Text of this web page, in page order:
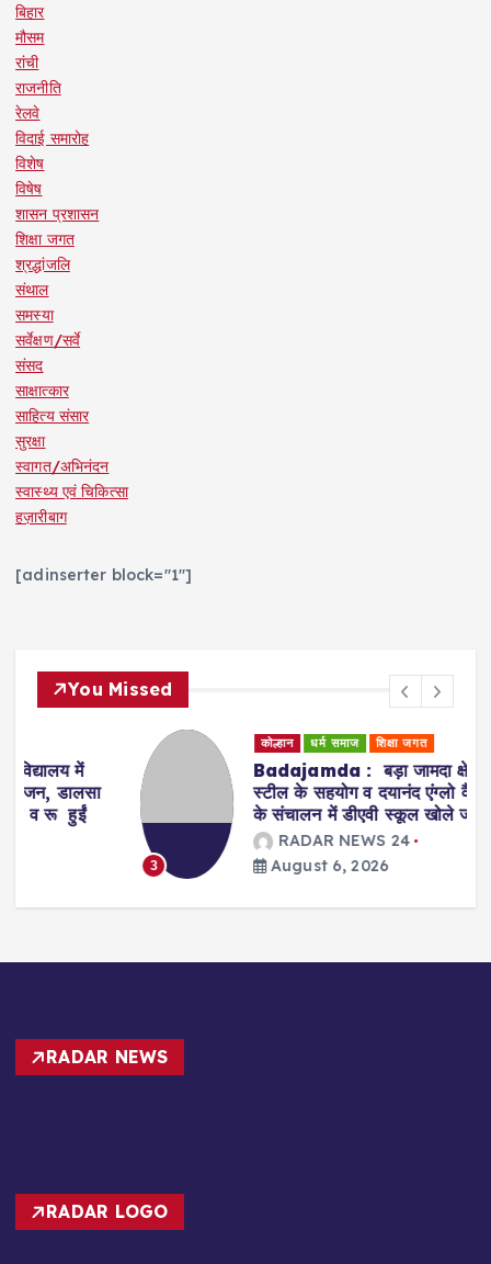
बिहार
मौसम
रांची
राजनीति
रेलवे
विदाई समारोह
विशेष
विषेष
शासन प्रशासन
शिक्षा जगत
श्रद्धांजलि
संथाल
समस्या
सर्वेक्षण/सर्वे
संसद
साक्षात्कार
साहित्य संसार
सुरक्षा
स्वागत/अभिनंदन
स्वास्थ्य एवं चिकित्सा
हज़ारीबाग
[adinserter block="1"]
You Missed
कोल्हान धर्म समाज शिक्षा जगत
Badajamda : बड़ा जामदा क्षेत्र में टाटा
स्टील के सहयोग व दयानंद एंग्लो वैदिक संस्था
के संचालन में डीएवी स्कूल खोले जाने की मांग
RADAR NEWS 24
August 6, 2026
RADAR NEWS
RADAR LOGO